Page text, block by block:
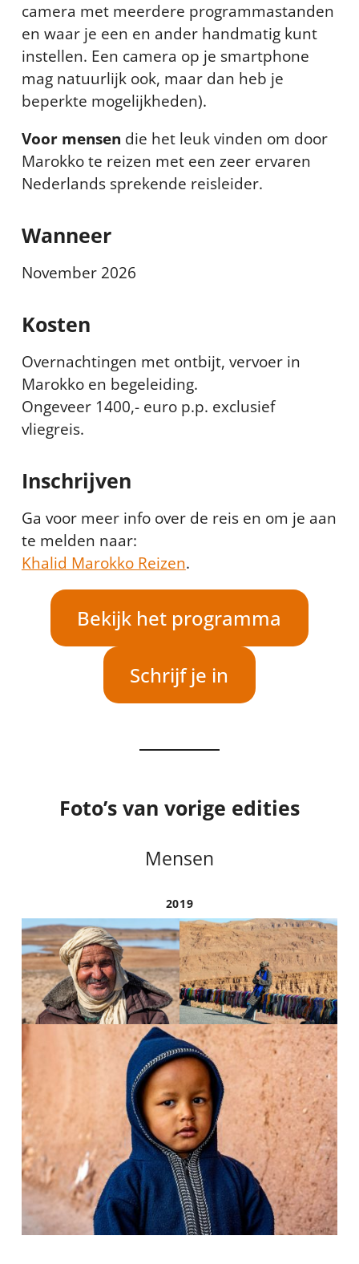
camera met meerdere programmastanden
en waar je een en ander handmatig kunt
instellen. Een camera op je smartphone
mag natuurlijk ook, maar dan heb je
beperkte mogelijkheden).
Voor mensen die het leuk vinden om door
Marokko te reizen met een zeer ervaren
Nederlands sprekende reisleider.
Wanneer
November 2026
Kosten
Overnachtingen met ontbijt, vervoer in
Marokko en begeleiding.
Ongeveer 1400,- euro p.p. exclusief
vliegreis.
Inschrijven
Ga voor meer info over de reis en om je aan
te melden naar:
Khalid Marokko Reizen.
Bekijk het programma
Schrijf je in
Foto’s van vorige edities
Mensen
2019